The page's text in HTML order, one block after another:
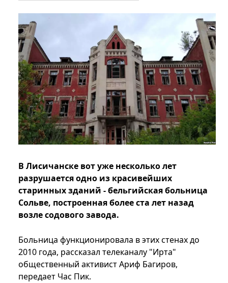
В Лисичанске вот уже несколько лет
разрушается одно из красивейших
старинных зданий - бельгийская больница
Сольве, построенная более ста лет назад
возле содового завода.
Больница функционировала в этих стенах до
2010 года, рассказал телеканалу "Ирта"
общественный активист Ариф Багиров,
передает Час Пик.